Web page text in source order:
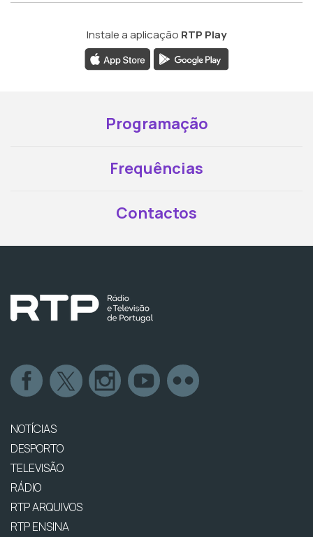
Instale a aplicação RTP Play
Programação
Frequências
Contactos
NOTÍCIAS
DESPORTO
TELEVISÃO
RÁDIO
RTP ARQUIVOS
RTP ENSINA